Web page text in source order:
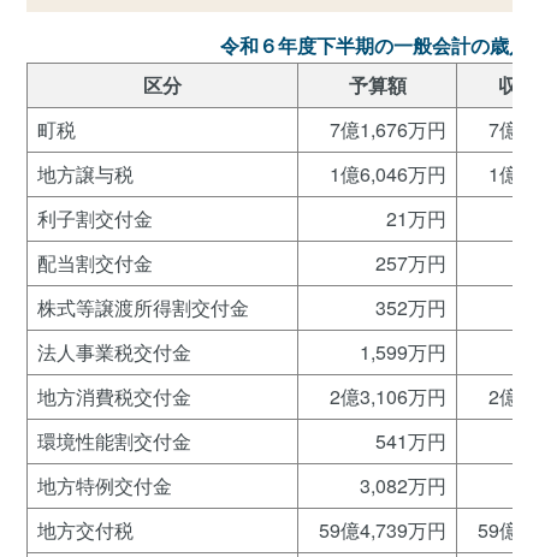
令和６年度下半期の一般会計の歳入
区分
予算額
収
町税
7億1,676万円
7億
地方譲与税
1億6,046万円
1億
利子割交付金
21万円
配当割交付金
257万円
株式等譲渡所得割交付金
352万円
法人事業税交付金
1,599万円
地方消費税交付金
2億3,106万円
2億
環境性能割交付金
541万円
地方特例交付金
3,082万円
地方交付税
59億4,739万円
59億